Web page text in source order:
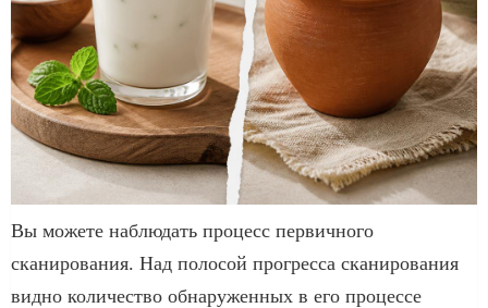
Вы можете наблюдать процесс первичного
сканирования. Над полосой прогресса сканирования
видно количество обнаруженных в его процессе